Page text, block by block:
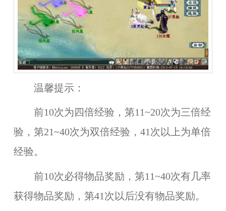
温馨提示：
前10次为四倍经验，第11~20次为三倍经
验，第21~40次为双倍经验，41次以上为单倍
经验。
前10次必得物品奖励，第11~40次有几率
获得物品奖励，第41次以后没有物品奖励。